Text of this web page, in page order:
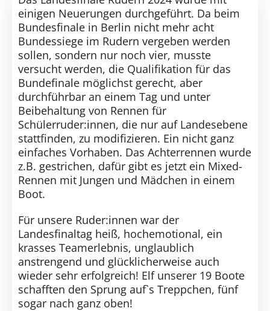
SUCHE
NACH:
einigen Neuerungen durchgeführt. Da beim
Bundesfinale in Berlin nicht mehr acht
Bundessiege im Rudern vergeben werden
sollen, sondern nur noch vier, musste
versucht werden, die Qualifikation für das
Bundefinale möglichst gerecht, aber
durchführbar an einem Tag und unter
Beibehaltung von Rennen für
Schülerruder:innen, die nur auf Landesebene
stattfinden, zu modifizieren. Ein nicht ganz
einfaches Vorhaben. Das Achterrennen wurde
z.B. gestrichen, dafür gibt es jetzt ein Mixed-
Rennen mit Jungen und Mädchen in einem
Boot.
Für unsere Ruder:innen war der
Landesfinaltag heiß, hochemotional, ein
krasses Teamerlebnis, unglaublich
anstrengend und glücklicherweise auch
wieder sehr erfolgreich! Elf unserer 19 Boote
schafften den Sprung auf`s Treppchen, fünf
sogar nach ganz oben!